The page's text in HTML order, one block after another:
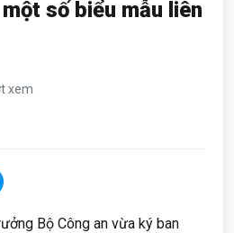
số biểu mẫu liên
xem
Bộ Công an vừa ký ban